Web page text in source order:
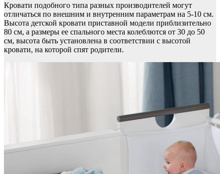
Кровати подобного типа разных производителей могут
отличаться по внешним и внутренним параметрам на 5-10 см.
Высота детской кровати приставной модели приблизительно
80 см, а размеры ее спального места колеблются от 30 до 50
см, высота быть установлена в соответствии с высотой
кровати, на которой спят родители.